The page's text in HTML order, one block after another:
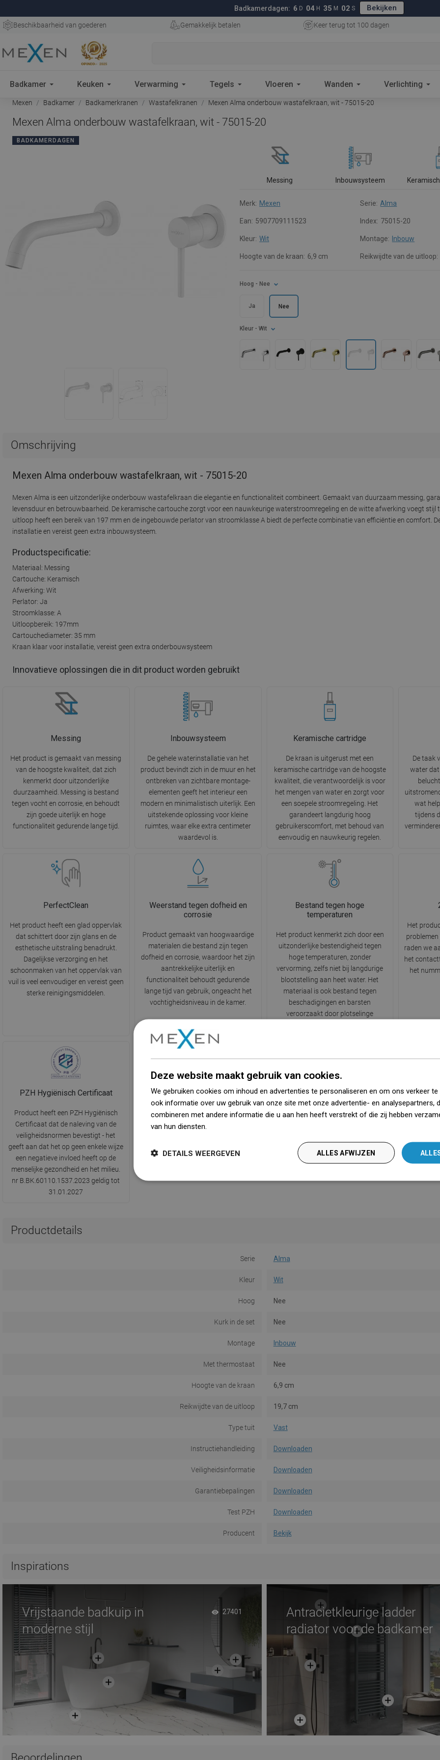
Badkamerdagen: 6 D 04 H 35 M 01 S Bekijken
Beschikbaarheid van goederen Gemakkelijk betalen Keer terug tot 100 dagen
Badkamer Keuken Verwarming Tegels Vloeren Wanden Verlichting
Mexen Badkamer Badkamerkranen Wastafelkranen Mexen Alma onderbouw wastafelkraan, wit - 75015-20
Mexen Alma onderbouw wastafelkraan, wit - 75015-20
BADKAMERDAGEN
Messing Inbouwsysteem
Merk: Mexen Serie: Alma
Ean: 5907709111523 Index: 75015-20
Kleur: Wit Montage: Inbouw
Hoogte van de kraan: 6,9 cm Reikwijdte van de uitloop:
Kleur - Wit
Hoog - Nee
Ja Nee
Omschrijving
Mexen Alma onderbouw wastafelkraan, wit - 75015-20
Mexen Alma is een uitzonderlijke onderbouw wastafelkraan die elegantie en functionaliteit combineert. Gemaakt van duurzaam messing,
levensduur en betrouwbaarheid. De keramische cartouche zorgt voor een nauwkeurige waterstroomregeling en de witte afwerking voegt stijl
uitloop heeft een bereik van 197 mm en de ingebouwde perlator van stroomklasse A biedt de perfecte combinatie van efficiëntie en comfort.
installatie en vereist geen extra inbouwsysteem.
Productspecificatie:
Materiaal: Messing
Cartouche: Keramisch
Afwerking: Wit
Perlator: Ja
Stroomklasse: A
Uitloopbereik: 197mm
Cartouchediameter: 35 mm
Kraan klaar voor installatie, vereist geen extra onderbouwsysteem
Innovatieve oplossingen die in dit product worden gebruikt
Messing
Het product is gemaakt van messing
van de hoogste kwaliteit, dat zich
kenmerkt door uitzonderlijke
duurzaamheid. Messing is bestand
tegen vocht en corrosie, en behoudt
zijn goede uiterlijk en hoge
functionaliteit gedurende lange tijd.
Inbouwsysteem
De gehele waterinstallatie van het
product bevindt zich in de muur en het
ontbreken van zichtbare montage-
elementen geeft het interieur een
modern en minimalistisch uiterlijk. Een
uitstekende oplossing voor kleine
ruimtes, waar elke extra centimeter
waardevol is.
Keramische cartridge
De kraan is uitgerust met een
keramische cartridge van de hoogste
kwaliteit, die verantwoordelijk is voor
het mengen van water en zorgt voor
een soepele stroomregeling. Het
garandeert langdurig hoog
gebruikerscomfort, met behoud van
eenvoudig en nauwkeurig regelen.
De taak
water
wat
tijdens
PerfectClean
Het product heeft een glad oppervlak
dat schittert door zijn glans en de
esthetische uitstraling benadrukt.
Dagelijkse verzorging en het
schoonmaken van het oppervlak van
vuil is veel eenvoudiger en vereist geen
sterke reinigingsmiddelen.
Weerstand tegen dofheid en
corrosie
Product gemaakt van hoogwaardige
materialen die bestand zijn tegen
dofheid en corrosie, waardoor het zijn
aantrekkelijke uiterlijk en
functionaliteit behoudt gedurende
lange tijd van gebruik, ongeacht het
vochtigheidsniveau in de kamer.
Bestand tegen hoge
temperaturen
Het product kenmerkt zich door een
uitzonderlijke bestendigheid tegen
hoge temperaturen, zonder
vervorming, zelfs niet bij langdurige
blootstelling aan heet water. Het
materiaal is ook bestand tegen
beschadigingen en barsten
veroorzaakt door plotselinge
Het
raden we
het
het
PZH Hygiënisch Certificaat
Product heeft een PZH Hygiënisch
Certificaat dat de naleving van de
veiligheidsnormen bevestigt - het
geeft aan dat het op geen enkele wijze
een negatieve invloed heeft op de
menselijke gezondheid en het milieu.
nr B.BK.60110.1537.2023 geldig tot
31.01.2027
Productdetails
Serie Alma
Kleur Wit
Hoog Nee
Kurk in de set Nee
Montage Inbouw
Met thermostaat Nee
Hoogte van de kraan 6,9 cm
Reikwijdte van de uitloop 19,7 cm
Type tuit Vast
Instructiehandleiding Downloaden
Veiligheidsinformatie Downloaden
Garantiebepalingen Downloaden
Test PZH Downloaden
Producent Bekijk
Inspirations
Vrijstaande badkuip in
moderne stijl
27401
Antracietkleurige ladder
radiator voor de badkamer
Deze website maakt gebruik van cookies.
We gebruiken cookies om inhoud en advertenties te personaliseren en om ons verkeer te
ook informatie over uw gebruik van onze site met onze advertentie- en analysepartners,
combineren met andere informatie die u aan hen heeft verstrekt of die zij hebben
van hun diensten.
ALLES AFWIJZEN
DETAILS WEERGEVEN